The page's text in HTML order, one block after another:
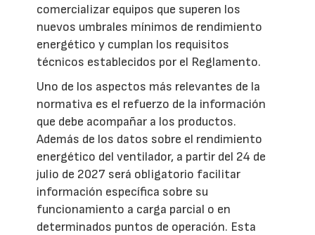
comercializar equipos que superen los
nuevos umbrales mínimos de rendimiento
energético y cumplan los requisitos
técnicos establecidos por el Reglamento.
Uno de los aspectos más relevantes de la
normativa es el refuerzo de la información
que debe acompañar a los productos.
Además de los datos sobre el rendimiento
energético del ventilador, a partir del 24 de
julio de 2027 será obligatorio facilitar
información específica sobre su
funcionamiento a carga parcial o en
determinados puntos de operación. Esta